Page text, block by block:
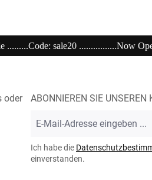
unser Super---
oder
ABONNIEREN SIE
Mail-
*
Ich habe die
einverstanden.